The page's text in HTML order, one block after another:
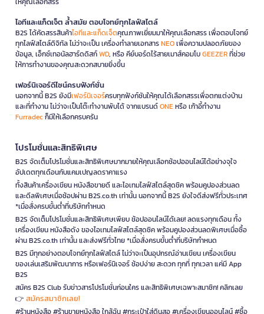
ไอทีและแก็ดเจ็ต ล้ำสมัย ตอบโจทย์ทุกไลฟ์สไตล์
B2S ได้คัดสรรสินค้าไอทีและแก็ดเจ็ตคุณภาพเยี่ยมมาให้คุณเลือกสรร เพื่อตอบโจทย์
ทุกไลฟ์สไตล์ดิจิทัล ไม่ว่าจะเป็น เครื่องทำลายเอกสารNEOเพื่อความปลอดภัยของ
ข้อมูล, เอ็กซ์เทอนัลฮาร์ดดิสก์WD, หรือ คีย์บอร์ดไร้สายเมาส์คอมโบGEEZERที่ช่วย
ให้การทำงานของคุณสะดวกสบายยิ่งขึ้น
เฟอร์นิเจอร์ดีไซน์ครบฟังก์ชั่น
นอกจากนี้ B2S ยังมีเฟอร์นิเจอร์ครบทุกฟังก์ชันให้คุณได้เลือกสรรเพื่อตกแต่งบ้าน
และที่ทำงาน ไม่ว่าจะเป็นโต๊ะทำงานพับได้ จากแบรนด์ONEหรือ เก้าอี้ทำงาน
Furradecก็มีให้เลือกครบครัน
โปรโมชั่นและสิทธิพิเศษ
B2S จัดเต็มโปรโมชั่นและสิทธิพิเศษมากมายให้คุณเลือกช้อปออนไลน์ได้อย่างจุใจ
อัปเดตทุกเดือนกับแคมเปญลดราคาแรง
ทั้งสินค้าเครื่องเขียน หนังสือขายดี และไอเทมไลฟ์สไตล์สุดชิค พร้อมคูปองส่วนลด
และดีลพิเศษเมื่อช้อปผ่าน B2S.co.th เท่านั้น นอกจากนี้ B2S ยังใจดีส่งฟรีทั่วประเทศ
*เมื่อสั่งครบขั้นต่ำที่บริษัทกำหนด
B2S จัดเต็มโปรโมชั่นและสิทธิพิเศษเพียบ ช้อปออนไลน์ได้เลย! ลดแรงทุกเดือน ทั้ง
เครื่องเขียน หนังสือดัง ของไอเทมไลฟ์สไตล์สุดชิค พร้อมคูปองส่วนลดพิเศษเมื่อซื้อ
ผ่าน B2S.co.th เท่านั้น และส่งฟรีทั่วไทย *เมื่อสั่งครบขั้นต่ำที่บริษัทกำหนด
B2S มีทุกอย่างตอบโจทย์ทุกไลฟ์สไตล์ ไม่ว่าจะเป็นอุปกรณ์อ่านเขียน เครื่องเขียน
ของเล่นเสริมพัฒนาการ หรือเฟอร์นิเจอร์ ช้อปง่าย สะดวก ทุกที่ ทุกเวลา แค่มี App
B2S
สมัคร B2S Club รับข่าวสารโปรโมชั่นก่อนใคร และสิทธิพิเศษเฉพาะสมาชิก! คลิกเลย
👉 สมัครสมาชิกเลย!
#ร้านหนังสือ #ร้านขายหนังสือ ใกล้ฉัน #กระเป๋าใส่ดินสอ #เครื่องเขียนออนไลน์ #ซื้อ